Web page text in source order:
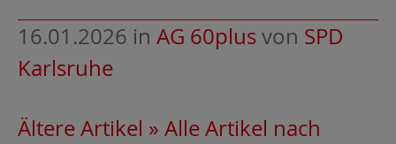
16.01.2026 in AG 60plusvon SPD
Karlsruhe
Ältere Artikel » Alle Artikel nach